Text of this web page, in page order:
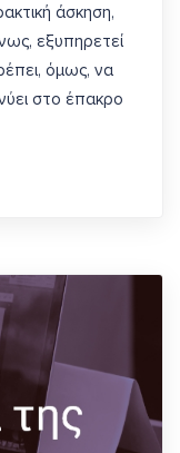
άσκηση,
εξυπηρετεί
όμως, να
στο έπακρο